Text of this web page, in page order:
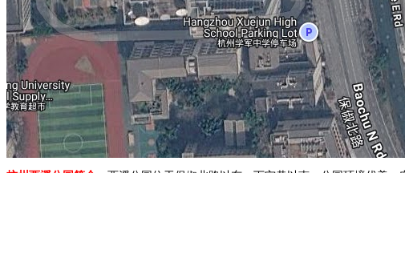
杭州西溪公园简介： 西溪公园位于保俶北路以东，下宁巷以南。公园环境优美